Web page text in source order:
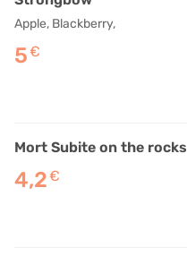
Apple, Blackberry,
5€
Mort Subite on the rocks
4,2€